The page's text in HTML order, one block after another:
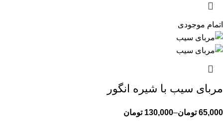
اتمام موجودی
مربای سیب با شیره انگور
65,000 تومان–
130,000 تومان